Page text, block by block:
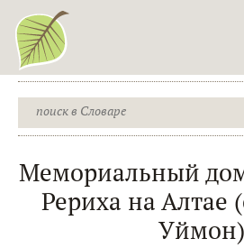
Мемориальный
Рериха на Алтае
Уймон)